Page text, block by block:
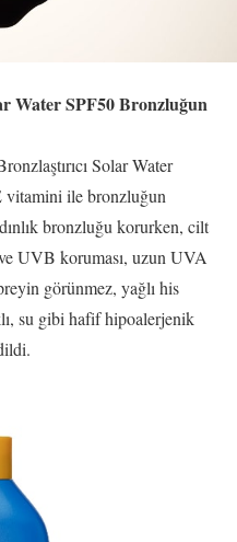
Water SPF50 Bronzluğun
Solar Water
vitamini ile bronzluğun
bronzluğu korurken, cilt
UVB koruması, uzun UVA
görünmez, yağlı his
su gibi hafif hipoalerjenik